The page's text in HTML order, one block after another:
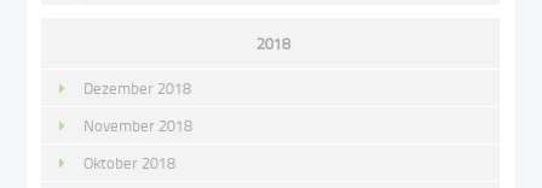
2018
Dezember 2018
November 2018
Oktober 2018